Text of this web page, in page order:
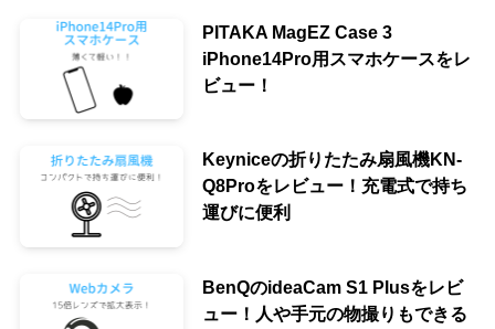
PITAKA MagEZ Case 3
iPhone14Pro用スマホケースをレ
ビュー！
Keyniceの折りたたみ扇風機KN-
Q8Proをレビュー！充電式で持ち
運びに便利
BenQのideaCam S1 Plusをレビ
ュー！人や手元の物撮りもできる